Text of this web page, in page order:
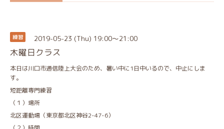
練習 2019-05-23 (Thu) 19:00～21:00
木曜日クラス
本日は川口市通信陸上大会のため、暑い中に1日中いるので、中止にしま
す。
短距離専門練習
（１）場所
北区運動場（東京都北区神谷2-47-6）